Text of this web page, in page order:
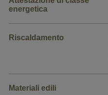
energetica
Riscaldamento
Materiali edili